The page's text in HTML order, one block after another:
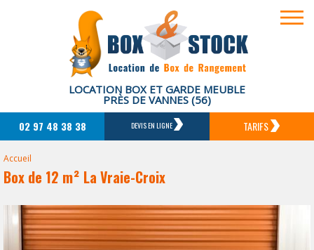
LOCATION BOX ET GARDE MEUBLE
PRÈS DE VANNES (56)
02 97 48 38 38 DEVIS EN LIGNE TARIFS
Accueil
Box de 12 m² La Vraie-Croix